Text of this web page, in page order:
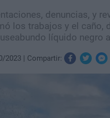
denuncias, y
los trabajos y el caño,
líquido negro
2023 Compartir: